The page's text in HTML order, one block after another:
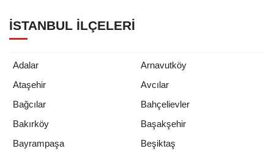
İSTANBUL İLÇELERI
Adalar
Arnavutköy
Ataşehir
Avcılar
Bağcılar
Bahçelievler
Bakırköy
Başakşehir
Bayrampaşa
Beşiktaş